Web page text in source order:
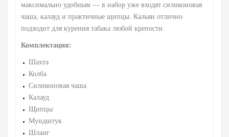
максимально удобным — в набор уже входят силиконовая
чаша, калауд и практичные щипцы. Кальян отлично
подходит для курения табака любой крепости.
Комплектация:
Шахта
Колба
Силиконовая чаша
Калауд
Щипцы
Мундштук
Шланг